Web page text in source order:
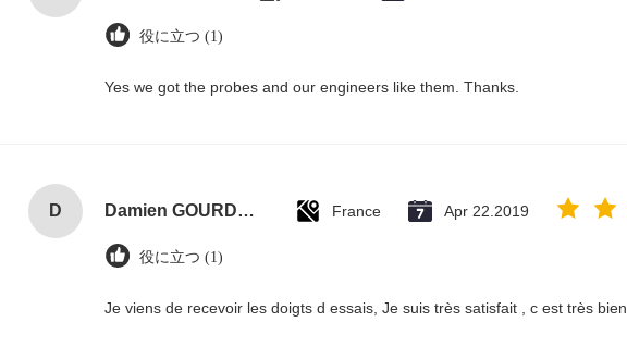
役に立つ (1)
Yes we got the probes and our engineers like them. Thanks.
D Damien GOURDAIN France Apr 22.2019
役に立つ (1)
Je viens de recevoir les doigts d essais, Je suis très satisfait , c est très bien